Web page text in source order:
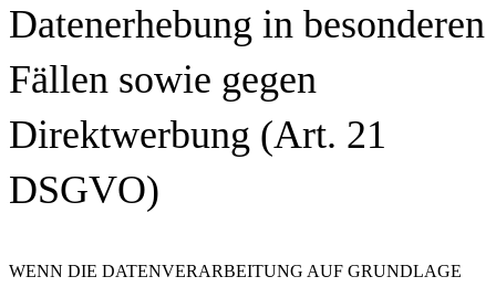
Datenerhebung in besonderen
Fällen sowie gegen
Direktwerbung (Art. 21
DSGVO)
WENN DIE DATENVERARBEITUNG AUF GRUNDLAGE